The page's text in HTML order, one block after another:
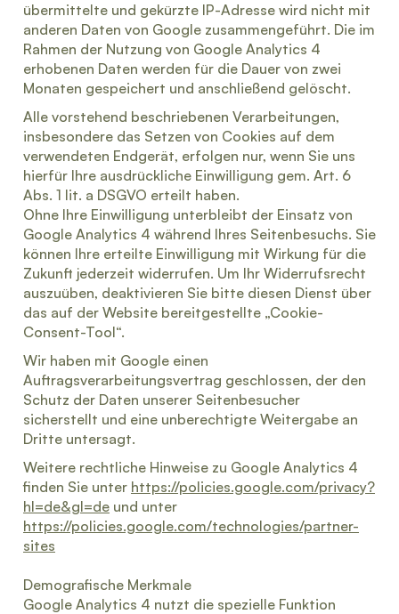
übermittelte und gekürzte IP-Adresse wird nicht mit
anderen Daten von Google zusammengeführt. Die im
Rahmen der Nutzung von Google Analytics 4
erhobenen Daten werden für die Dauer von zwei
Monaten gespeichert und anschließend gelöscht.
Alle vorstehend beschriebenen Verarbeitungen,
insbesondere das Setzen von Cookies auf dem
verwendeten Endgerät, erfolgen nur, wenn Sie uns
hierfür Ihre ausdrückliche Einwilligung gem. Art. 6
Abs. 1 lit. a DSGVO erteilt haben.
Ohne Ihre Einwilligung unterbleibt der Einsatz von
Google Analytics 4 während Ihres Seitenbesuchs. Sie
können Ihre erteilte Einwilligung mit Wirkung für die
Zukunft jederzeit widerrufen. Um Ihr Widerrufsrecht
auszuüben, deaktivieren Sie bitte diesen Dienst über
das auf der Website bereitgestellte „Cookie-
Consent-Tool“.
Wir haben mit Google einen
Auftragsverarbeitungsvertrag geschlossen, der den
Schutz der Daten unserer Seitenbesucher
sicherstellt und eine unberechtigte Weitergabe an
Dritte untersagt.
Weitere rechtliche Hinweise zu Google Analytics 4
finden Sie unter https://policies.google.com/privacy?
hl=de&gl=de und unter
https://policies.google.com/technologies/partner-
sites
Demografische Merkmale
Google Analytics 4 nutzt die spezielle Funktion